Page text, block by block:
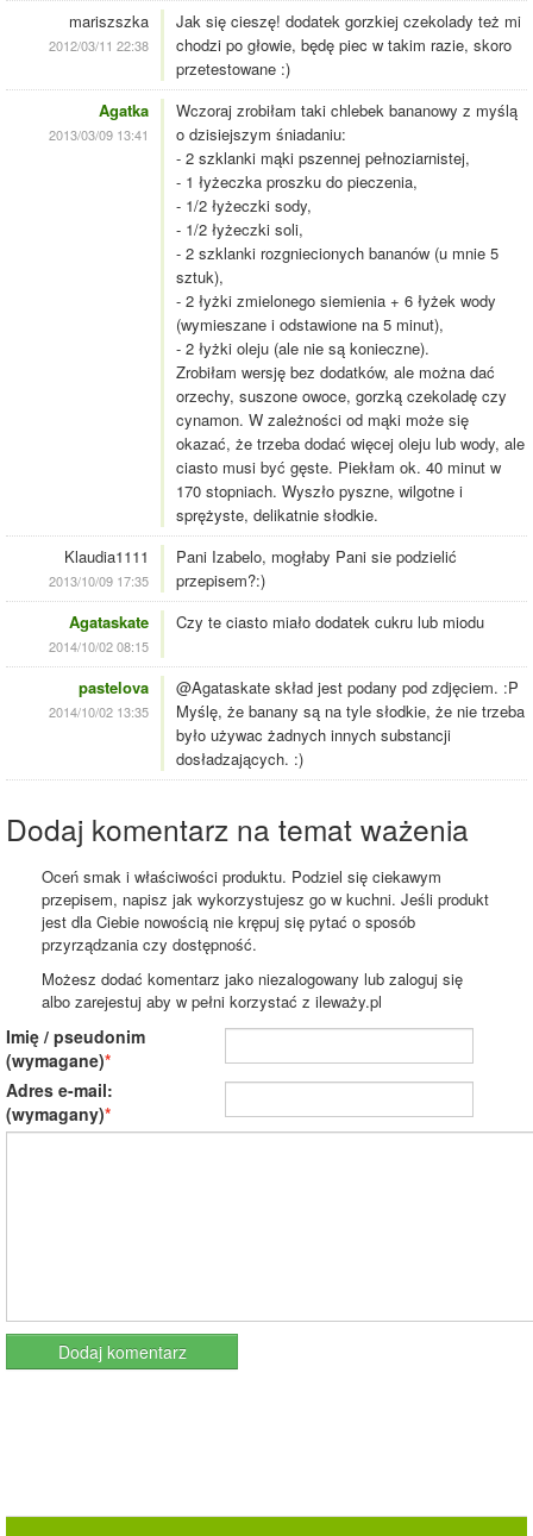
mariszszka
2012/03/11 22:38
Jak się cieszę! dodatek gorzkiej czekolady też mi
chodzi po głowie, będę piec w takim razie, skoro
przetestowane :)
Agatka
2013/03/09 13:41
Wczoraj zrobiłam taki chlebek bananowy z myślą
o dzisiejszym śniadaniu:
- 2 szklanki mąki pszennej pełnoziarnistej,
- 1 łyżeczka proszku do pieczenia,
- 1/2 łyżeczki sody,
- 1/2 łyżeczki soli,
- 2 szklanki rozgniecionych bananów (u mnie 5
sztuk),
- 2 łyżki zmielonego siemienia + 6 łyżek wody
(wymieszane i odstawione na 5 minut),
- 2 łyżki oleju (ale nie są konieczne).
Zrobiłam wersję bez dodatków, ale można dać
orzechy, suszone owoce, gorzką czekoladę czy
cynamon. W zależności od mąki może się
okazać, że trzeba dodać więcej oleju lub wody, ale
ciasto musi być gęste. Piekłam ok. 40 minut w
170 stopniach. Wyszło pyszne, wilgotne i
sprężyste, delikatnie słodkie.
Klaudia1111
2013/10/09 17:35
Pani Izabelo, mogłaby Pani sie podzielić
przepisem?:)
Agataskate
2014/10/02 08:15
Czy te ciasto miało dodatek cukru lub miodu
pastelova
2014/10/02 13:35
@Agataskate skład jest podany pod zdjęciem. :P
Myślę, że banany są na tyle słodkie, że nie trzeba
było używac żadnych innych substancji
dosładzających. :)
Dodaj komentarz na temat ważenia
Oceń smak i właściwości produktu. Podziel się ciekawym
przepisem, napisz jak wykorzystujesz go w kuchni. Jeśli produkt
jest dla Ciebie nowością nie krępuj się pytać o sposób
przyrządzania czy dostępność.
Możesz dodać komentarz jako niezalogowany lub zaloguj się
albo zarejestuj aby w pełni korzystać z ileważy.pl
Imię / pseudonim
(wymagane)
Adres e-mail:
(wymagany)